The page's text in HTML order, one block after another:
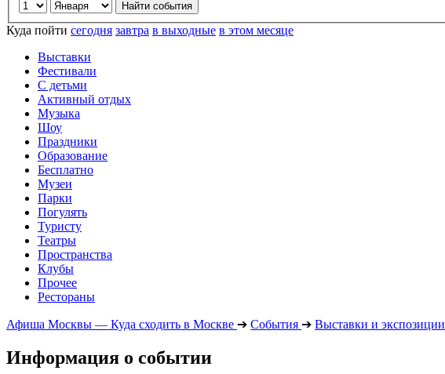
Куда пойти сегодня завтра в выходные в этом месяце
Выставки
Фестивали
С детьми
Активный отдых
Музыка
Шоу
Праздники
Образование
Бесплатно
Музеи
Парки
Погулять
Туристу
Театры
Пространства
Клубы
Прочее
Рестораны
Афиша Москвы — Куда сходить в Москве ➔ События ➔ Выставки и экспозиции
Информация о событии